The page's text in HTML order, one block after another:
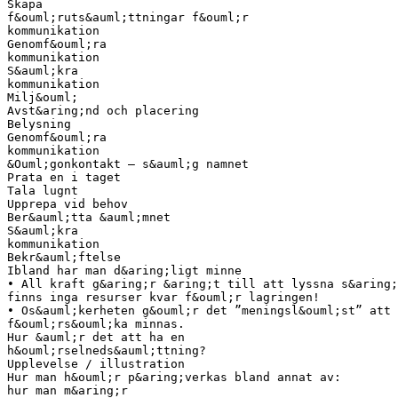
Skapa
f&ouml;ruts&auml;ttningar f&ouml;r
kommunikation
Genomf&ouml;ra
kommunikation
S&auml;kra
kommunikation
Milj&ouml;
Avst&aring;nd och placering
Belysning
Genomf&ouml;ra
kommunikation
&Ouml;gonkontakt – s&auml;g namnet
Prata en i taget
Tala lugnt
Upprepa vid behov
Ber&auml;tta &auml;mnet
S&auml;kra
kommunikation
Bekr&auml;ftelse
Ibland har man d&aring;ligt minne
• All kraft g&aring;r &aring;t till att lyssna
finns inga resurser kvar f&ouml;r lagringen!
• Os&auml;kerheten g&ouml;r det ”meningsl&ouml;st” att
f&ouml;rs&ouml;ka minnas.
Hur &auml;r det att ha en
h&ouml;rselneds&auml;ttning?
Upplevelse / illustration
Hur man h&ouml;r p&aring;verkas bland annat av:
hur man m&aring;r